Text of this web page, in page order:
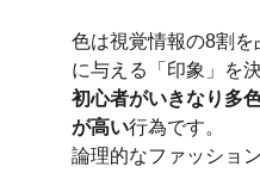
色は視覚情報の8割
に与える「印象」を
初心者がいきなり多
が高い行為です。
論理的なファッショ